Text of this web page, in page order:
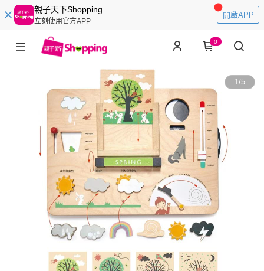
親子天下Shopping
立刻使用官方APP
開啟APP
0
1/5